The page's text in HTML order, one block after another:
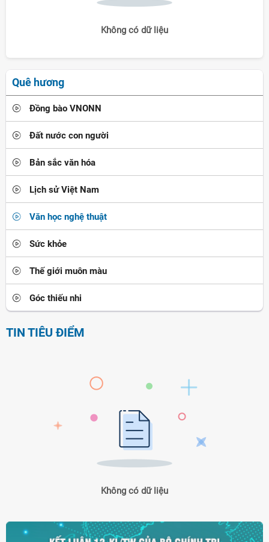
Không có dữ liệu
Quê hương
Đồng bào VNONN
Đất nước con người
Bản sắc văn hóa
Lịch sử Việt Nam
Văn học nghệ thuật
Sức khỏe
Thế giới muôn màu
Góc thiếu nhi
TIN TIÊU ĐIỂM
Không có dữ liệu